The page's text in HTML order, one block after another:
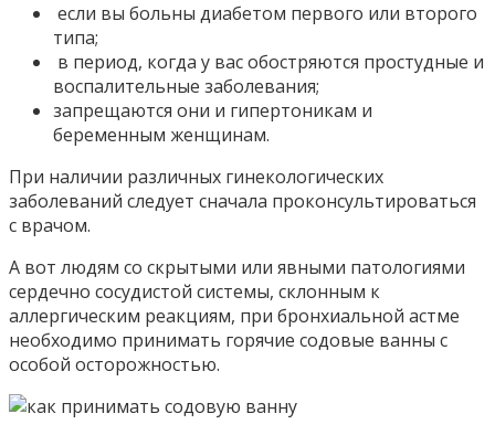
если вы больны диабетом первого или второго
типа;
в период, когда у вас обостряются простудные и
воспалительные заболевания;
запрещаются они и гипертоникам и
беременным женщинам.
При наличии различных гинекологических
заболеваний следует сначала проконсультироваться
с врачом.
А вот людям со скрытыми или явными патологиями
сердечно сосудистой системы, склонным к
аллергическим реакциям, при бронхиальной астме
необходимо принимать горячие содовые ванны с
особой осторожностью.